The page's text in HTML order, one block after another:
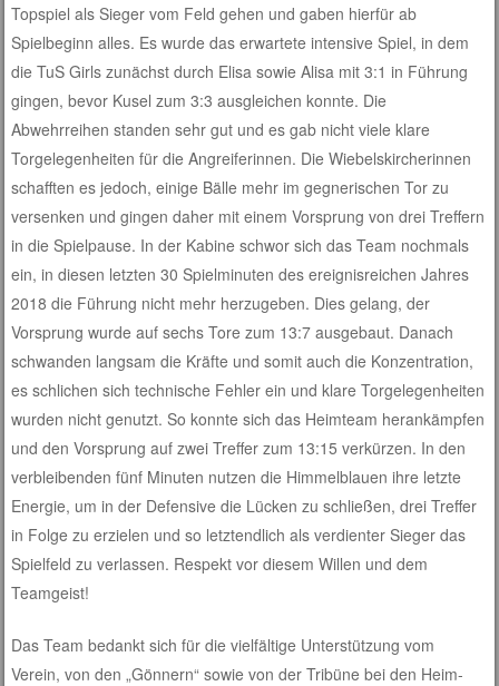
Topspiel als Sieger vom Feld gehen und gaben hierfür ab
Spielbeginn alles. Es wurde das erwartete intensive Spiel, in dem
die TuS Girls zunächst durch Elisa sowie Alisa mit 3:1 in Führung
gingen, bevor Kusel zum 3:3 ausgleichen konnte. Die
Abwehrreihen standen sehr gut und es gab nicht viele klare
Torgelegenheiten für die Angreiferinnen. Die Wiebelskircherinnen
schafften es jedoch, einige Bälle mehr im gegnerischen Tor zu
versenken und gingen daher mit einem Vorsprung von drei Treffern
in die Spielpause. In der Kabine schwor sich das Team nochmals
ein, in diesen letzten 30 Spielminuten des ereignisreichen Jahres
2018 die Führung nicht mehr herzugeben. Dies gelang, der
Vorsprung wurde auf sechs Tore zum 13:7 ausgebaut. Danach
schwanden langsam die Kräfte und somit auch die Konzentration,
es schlichen sich technische Fehler ein und klare Torgelegenheiten
wurden nicht genutzt. So konnte sich das Heimteam herankämpfen
und den Vorsprung auf zwei Treffer zum 13:15 verkürzen. In den
verbleibenden fünf Minuten nutzen die Himmelblauen ihre letzte
Energie, um in der Defensive die Lücken zu schließen, drei Treffer
in Folge zu erzielen und so letztendlich als verdienter Sieger das
Spielfeld zu verlassen. Respekt vor diesem Willen und dem
Teamgeist!
Das Team bedankt sich für die vielfältige Unterstützung vom
Verein, von den „Gönnern“ sowie von der Tribüne bei den Heim-